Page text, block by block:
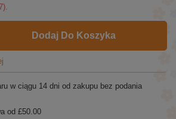
).
Dodaj Do Koszyka
w ciągu 14 dni od zakupu bez podania
od £50.00